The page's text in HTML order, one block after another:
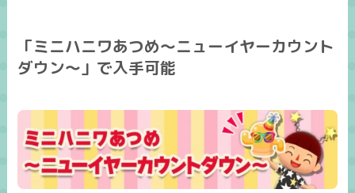
「ミニハニワあつめ～ニューイヤーカウント
ダウン～」で入手可能